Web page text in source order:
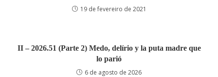
19 de fevereiro de 2021
II – 2026.51 (Parte 2) Medo, delírio y la puta madre que
lo parió
6 de agosto de 2026